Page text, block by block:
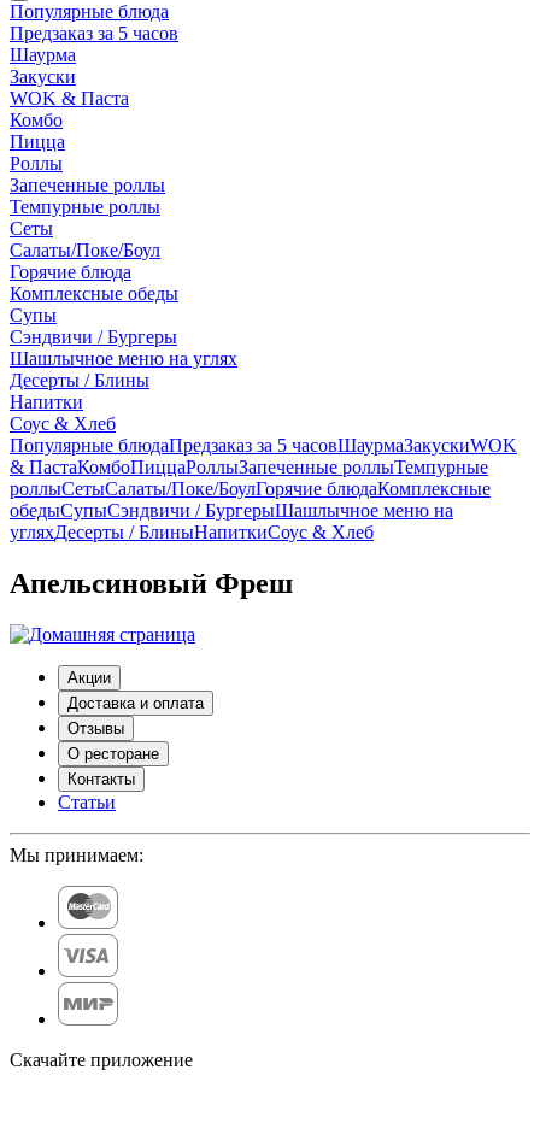
Популярные блюда
Предзаказ за 5 часов
Шаурма
Закуски
WOK & Паста
Комбо
Пицца
Роллы
Запеченные роллы
Темпурные роллы
Сеты
Cалаты/Поке/Боул
Горячие блюда
Комплексные обеды
Супы
Сэндвичи / Бургеры
Шашлычное меню на углях
Десерты / Блины
Напитки
Соус & Хлеб
Популярные блюдаПредзаказ за 5 часовШаурмаЗакускиWOK
& ПастаКомбоПиццаРоллыЗапеченные роллыТемпурные
роллыСетыCалаты/Поке/БоулГорячие блюдаКомплексные
обедыСупыСэндвичи / БургерыШашлычное меню на
угляхДесерты / БлиныНапиткиСоус & Хлеб
Апельсиновый Фреш
Акции
Доставка и оплата
Отзывы
О ресторане
Контакты
Статьи
Мы принимаем:
Скачайте приложение